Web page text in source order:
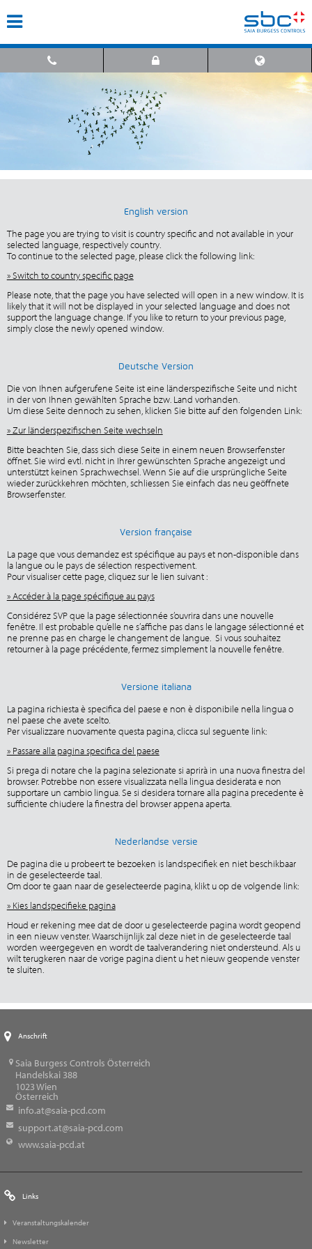
English version
The page you are trying to visit is country specific and not available in your
selected language, respectively country.
To continue to the selected page, please click the following link:
» Switch to country specific page
Please note, that the page you have selected will open in a new window. It is
likely that it will not be displayed in your selected language and does not
support the language change. If you like to return to your previous page,
simply close the newly opened window.
Deutsche Version
Die von Ihnen aufgerufene Seite ist eine länderspezifische Seite und nicht
in der von Ihnen gewählten Sprache bzw. Land vorhanden.
Um diese Seite dennoch zu sehen, klicken Sie bitte auf den folgenden Link:
» Zur länderspezifischen Seite wechseln
Bitte beachten Sie, dass sich diese Seite in einem neuen Browserfenster
öffnet. Sie wird evtl. nicht in Ihrer gewünschten Sprache angezeigt und
unterstützt keinen Sprachwechsel. Wenn Sie auf die ursprüngliche Seite
wieder zurückkehren möchten, schliessen Sie einfach das neu geöffnete
Browserfenster.
Version française
La page que vous demandez est spécifique au pays et non-disponible dans
la langue ou le pays de sélection respectivement.
Pour visualiser cette page, cliquez sur le lien suivant :
» Accéder à la page spécifique au pays
Considérez SVP que la page sélectionnée s’ouvrira dans une nouvelle
fenêtre. Il est probable qu’elle ne s’affiche pas dans le langage sélectionné et
ne prenne pas en charge le changement de langue. Si vous souhaitez
retourner à la page précédente, fermez simplement la nouvelle fenêtre.
Versione italiana
La pagina richiesta è specifica del paese e non è disponibile nella lingua o
nel paese che avete scelto.
Per visualizzare nuovamente questa pagina, clicca sul seguente link:
» Passare alla pagina specifica del paese
Si prega di notare che la pagina selezionate si aprirà in una nuova finestra del
browser. Potrebbe non essere visualizzata nella lingua desiderata e non
supportare un cambio lingua. Se si desidera tornare alla pagina precedente è
sufficiente chiudere la finestra del browser appena aperta.
Nederlandse versie
De pagina die u probeert te bezoeken is landspecifiek en niet beschikbaar
in de geselecteerde taal.
Om door te gaan naar de geselecteerde pagina, klikt u op de volgende link:
» Kies landspecifieke pagina
Houd er rekening mee dat de door u geselecteerde pagina wordt geopend
in een nieuw venster. Waarschijnlijk zal deze niet in de geselecteerde taal
worden weergegeven en wordt de taalverandering niet ondersteund. Als u
wilt terugkeren naar de vorige pagina dient u het nieuw geopende venster
te sluiten.
Anschrift
Saia Burgess Controls Österreich
Handelskai 388
1023Wien
Österreich
info.at@saia-pcd.com
support.at@saia-pcd.com
www.saia-pcd.at
Links
Veranstaltungskalender
Newsletter